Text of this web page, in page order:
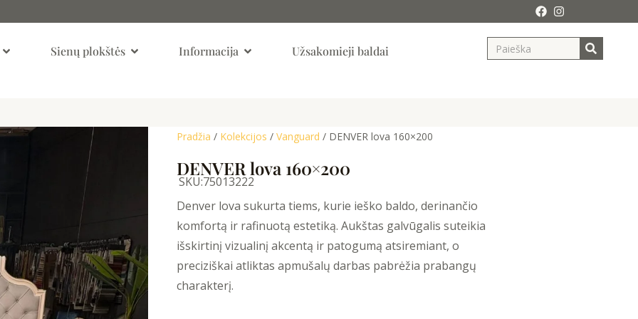
Open KambariaiSienų plokštės Open Sienų Plokštės
Informacija Open InformacijaUžsakomieji baldai Search
Pradžia / Kolekcijos / Vanguard / DENVER lova 160×200
DENVER lova 160×200
SKU:75013222
Denver lova sukurta tiems, kurie ieško baldo, derinančio
komfortą ir rafinuotą estetiką. Aukštas galvūgalis suteikia
išskirtinį vizualinį akcentą ir patogumą atsiremiant, o
preciziškai atliktas apmušalų darbas pabrėžia prabangų
charakterį.